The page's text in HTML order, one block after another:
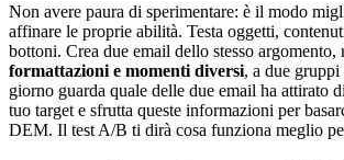
Non avere paura di sperimentare: è il modo
affinare le proprie abilità. Testa oggetti,
bottoni. Crea due email dello stesso argomento,
formattazioni e momenti diversi, a due
giorno guarda quale delle due email ha attirato
tuo target e sfrutta queste informazioni per
DEM. Il test A/B ti dirà cosa funziona meglio